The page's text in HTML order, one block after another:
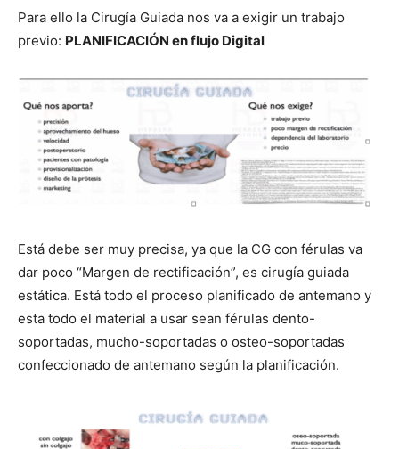
Para ello la Cirugía Guiada nos va a exigir un trabajo
previo: PLANIFICACIÓN en flujo Digital
Está debe ser muy precisa, ya que la CG con férulas va
dar poco “Margen de rectificación”, es cirugía guiada
estática. Está todo el proceso planificado de antemano y
esta todo el material a usar sean férulas dento-
soportadas, mucho-soportadas o osteo-soportadas
confeccionado de antemano según la planificación.